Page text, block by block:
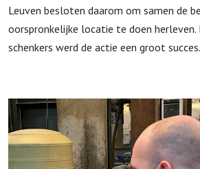
Leuven besloten daarom om samen de
oorspronkelijke locatie te doen herleven.
schenkers werd de actie een groot succes.